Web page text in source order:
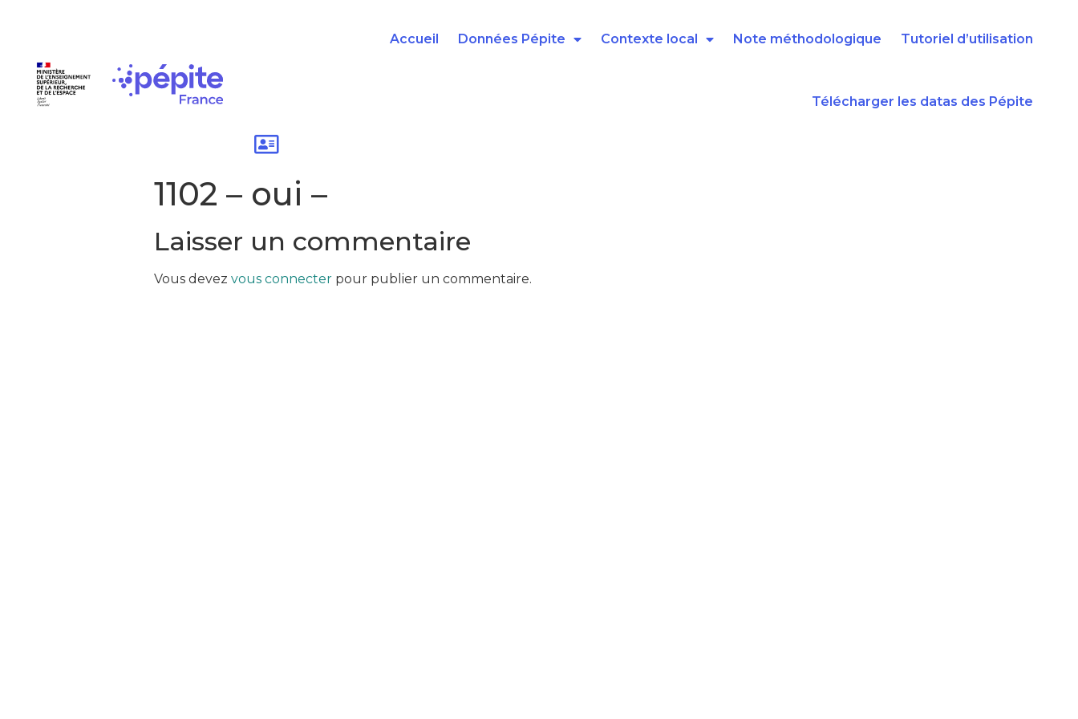
Accueil Données Pépite Contexte local Note méthodologique Tutoriel d’utilisation
Télécharger les datas des Pépite
1102 – oui –
Laisser un commentaire
Vous devez vous connecter pour publier un commentaire.